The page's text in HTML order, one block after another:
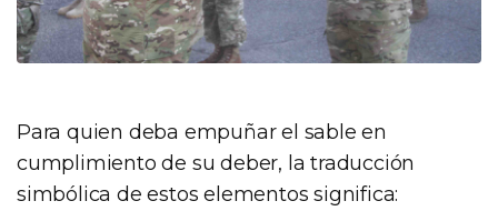
Para quien deba empuñar el sable en
cumplimiento de su deber, la traducción
simbólica de estos elementos significa: